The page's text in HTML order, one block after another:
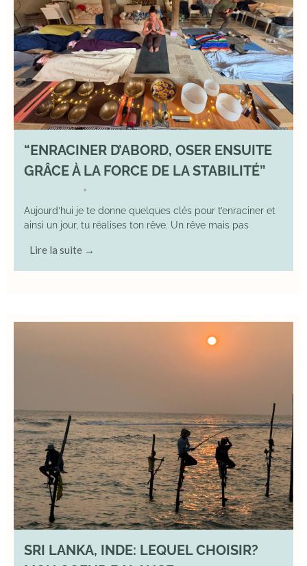
“ENRACINER D’ABORD, OSER ENSUITE
GRÂCE À LA FORCE DE LA STABILITÉ”
•
Aujourd’hui je te donne quelques clés pour t’enraciner et
ainsi un jour, tu réalises ton rêve. Un rêve mais pas
Lire la suite →
SRI LANKA, INDE: LEQUEL CHOISIR?